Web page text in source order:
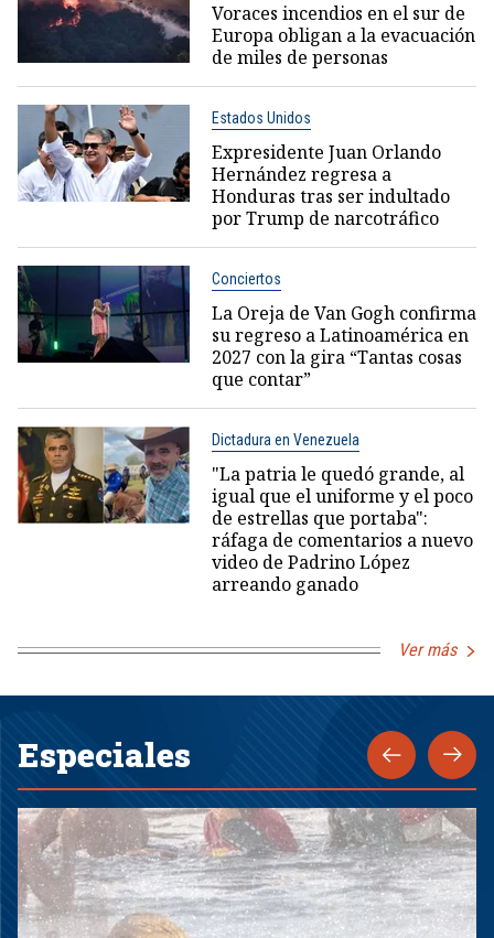
Voraces incendios en el sur de
Europa obligan a la evacuación
de miles de personas
Estados Unidos
Expresidente Juan Orlando
Hernández regresa a
Honduras tras ser indultado
por Trump de narcotráfico
Conciertos
La Oreja de Van Gogh confirma
su regreso a Latinoamérica en
2027 con la gira “Tantas cosas
que contar”
Dictadura en Venezuela
"La patria le quedó grande, al
igual que el uniforme y el poco
de estrellas que portaba":
ráfaga de comentarios a nuevo
video de Padrino López
arreando ganado
Ver más
Especiales